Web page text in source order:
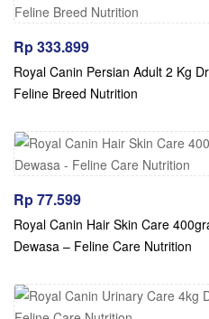
Rp333.899
Royal Canin Persian Adult 2 Kg
Feline Breed Nutrition
Rp77.599
Royal Canin Hair Skin Care
Dewasa – Feline Care Nutrition